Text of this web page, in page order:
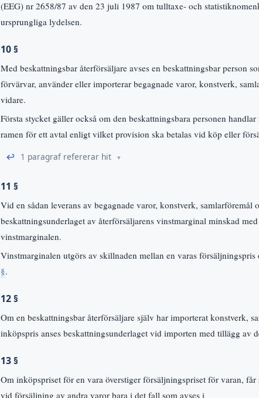
(EEG) nr 2658/87 av den 23 juli 1987 om tulltaxe- och
ursprungliga lydelsen.
10 §
Med beskattningsbar återförsäljare avses en beskattningsbar person
förvärvar, använder eller importerar begagnade varor, konstverk,
vidare.
Första stycket gäller också om den beskattningsbara personen
ramen för ett avtal enligt vilket provision ska betalas vid köp eller
↩ 1 paragraf refererar hit
11 §
Vid en sådan leverans av begagnade varor, konstverk, samlarföremål
beskattningsunderlaget av återförsäljarens vinstmarginal minskad
vinstmarginalen.
Vinstmarginalen utgörs av skillnaden mellan en varas
§.
12 §
Om en beskattningsbar återförsäljare själv har importerat konstverk,
inköpspris anses beskattningsunderlaget vid importen med tillägg av
13 §
Om inköpspriset för en vara överstiger försäljningspriset för varan,
vid försäljning av andra varor bara i det fall som avses i